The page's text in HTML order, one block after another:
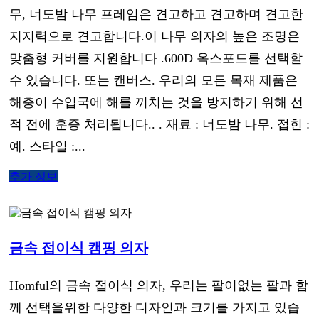
무, 너도밤 나무 프레임은 견고하고 견고하며 견고한
지지력으로 견고합니다.이 나무 의자의 높은 조명은
맞춤형 커버를 지원합니다 .600D 옥스포드를 선택할
수 있습니다. 또는 캔버스. 우리의 모든 목재 제품은
해충이 수입국에 해를 끼치는 것을 방지하기 위해 선
적 전에 훈증 처리됩니다.. . 재료 : 너도밤 나무. 접힌 :
예. 스타일 :...
추가 정보
금속 접이식 캠핑 의자
Homful의 금속 접이식 의자, 우리는 팔이없는 팔과 함
께 선택을위한 다양한 디자인과 크기를 가지고 있습